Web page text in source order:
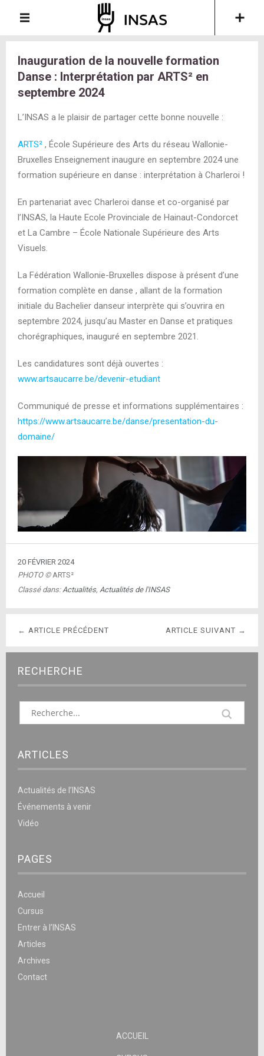
Inauguration de la nouvelle formation
Danse : Interprétation par ARTS² en
septembre 2024
L’INSAS a le plaisir de partager cette bonne nouvelle :
ARTS² , École Supérieure des Arts du réseau Wallonie-
Bruxelles Enseignement inaugure en septembre 2024 une
formation supérieure en danse : interprétation à Charleroi !
En partenariat avec Charleroi danse et co-organisé par
l’INSAS, la Haute Ecole Provinciale de Hainaut-Condorcet
et La Cambre – École Nationale Supérieure des Arts
Visuels.
La Fédération Wallonie-Bruxelles dispose à présent d’une
formation complète en danse , allant de la formation
initiale du Bachelier danseur interprète qui s’ouvrira en
septembre 2024, jusqu’au Master en Danse et pratiques
chorégraphiques, inauguré en septembre 2021.
Les candidatures sont déjà ouvertes :
www.artsaucarre.be/devenir-etudiant
Communiqué de presse et informations supplémentaires :
https://www.artsaucarre.be/danse/presentation-du-
domaine/
20 FÉVRIER 2024
PHOTO ©ARTS²
Classé dans:Actualités, Actualités de l'INSAS
ARTICLE SUIVANT →
← ARTICLE PRÉCÉDENT
RECHERCHE
ARTICLES
Actualités de l’INSAS
Événements à venir
Vidéo
PAGES
Accueil
Cursus
Entrer à l’INSAS
Articles
Archives
Contact
ACCUEIL